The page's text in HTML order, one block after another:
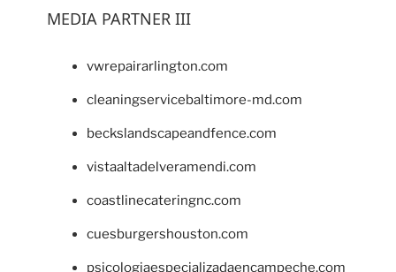
MEDIA PARTNER III
vwrepairarlington.com
cleaningservicebaltimore-md.com
beckslandscapeandfence.com
vistaaltadelveramendi.com
coastlinecateringnc.com
cuesburgershouston.com
psicologiaespecializadaencampeche.com